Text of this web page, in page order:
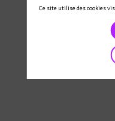
Ce site utilise des cookies